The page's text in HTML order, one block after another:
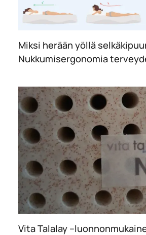
Miksi herään yöllä
Nukkumisergonomia
Vita Talalay